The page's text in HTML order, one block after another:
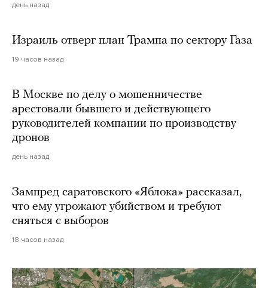
день назад
Израиль отверг план Трампа по сектору Газа
19 часов назад
В Москве по делу о мошенничестве
арестовали бывшего и действующего
руководителей компании по производству
дронов
день назад
Зампред саратовского «Яблока» рассказал,
что ему угрожают убийством и требуют
сняться с выборов
18 часов назад